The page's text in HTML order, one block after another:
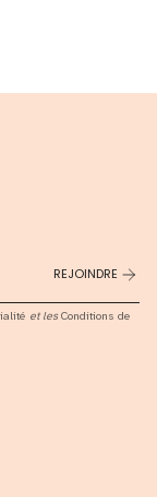
REJOINDRE
et lesConditions de